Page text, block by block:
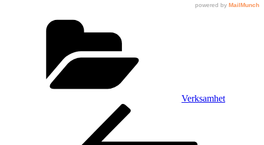
Verksamhet
Inläggsnavigering